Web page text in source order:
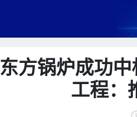
东方锅炉成功
工程：